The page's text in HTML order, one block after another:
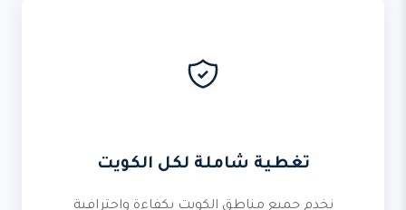
تغطية شاملة لكل الكويت
نخدم جميع مناطق الكويت بكفاءة واحترافية